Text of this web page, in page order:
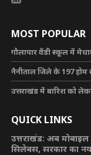
MOST POPULAR
गौलापार वैंडी स्कूल में
नैनीताल जिले के 197 होम
उत्तराखंड में बारिश को
QUICK LINKS
उत्तराखंड: अब
सिलेबस, सरकार का